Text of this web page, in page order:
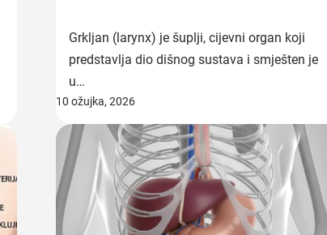
Grkljan (larynx) je šuplji, cijevni organ koji
predstavlja dio dišnog sustava i smješten je
u…
10 ožujka, 2026